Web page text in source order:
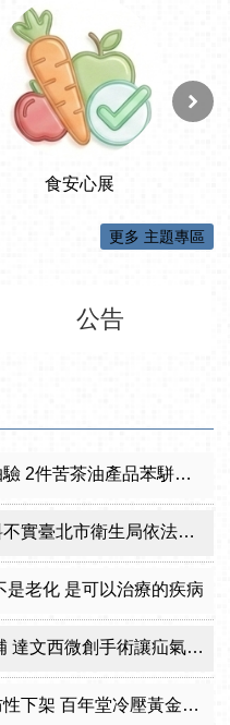
更多 主題專區
公告
產品苯駢芘超標 前已要求預防性下架
依法重罰300萬元 續查苦茶油及原料下游
是老化 是可以治療的疾病
西微創手術讓疝氣治療更精準
百年堂冷壓黃金苦茶油產品